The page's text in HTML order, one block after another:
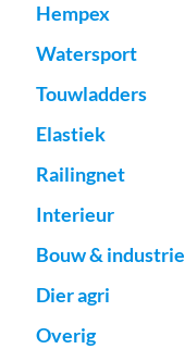
Hempex
Watersport
Touwladders
Elastiek
Railingnet
Interieur
Bouw & industrie
Dier agri
Overig